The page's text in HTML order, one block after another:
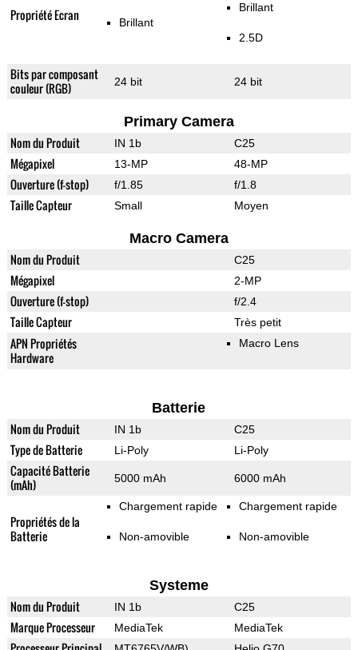
Propriété Ecran Brillant
Brillant
2.5D
Bits par composant
couleur (RGB)
24 bit 24 bit
Primary Camera
Nom du Produit IN 1b C25
Mégapixel 13-MP 48-MP
Ouverture (f-stop) f/1.85 f/1.8
Taille Capteur Small Moyen
Macro Camera
Nom du Produit C25
Mégapixel 2-MP
Ouverture (f-stop) f/2.4
Taille Capteur Très petit
APN Propriétés
Hardware
Macro Lens
Batterie
Nom du Produit IN 1b C25
Type de Batterie Li-Poly Li-Poly
Capacité Batterie
(mAh)
5000 mAh 6000 mAh
Propriétés de la
Batterie
Chargement rapide
Non-amovible
Chargement rapide
Non-amovible
Systeme
Nom du Produit IN 1b C25
Marque Processeur MediaTek MediaTek